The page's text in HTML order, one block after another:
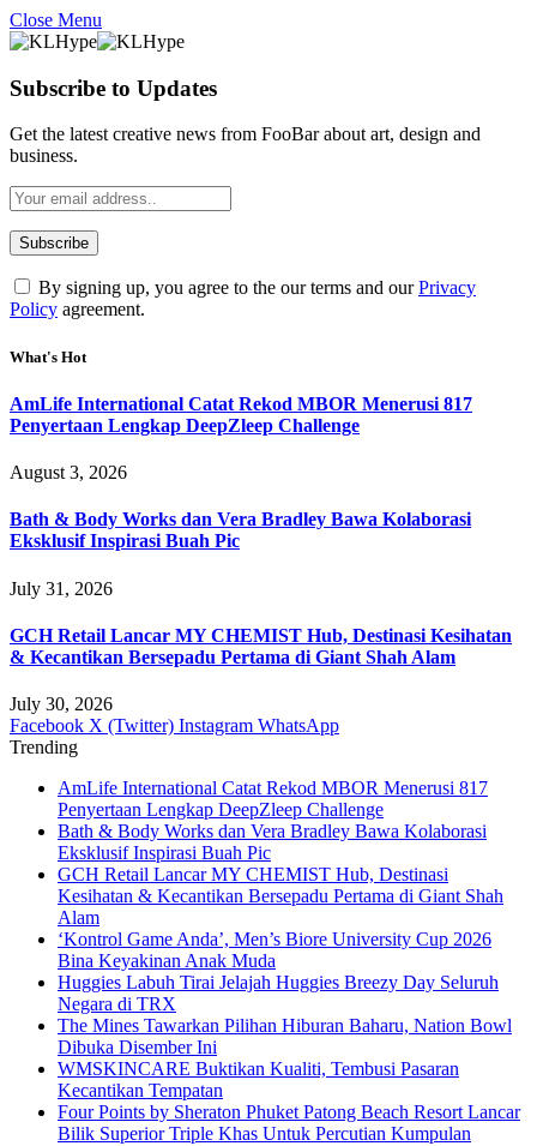
Close Menu
Subscribe to Updates
Get the latest creative news from FooBar about art, design and
business.
By signing up, you agree to the our terms and ourPrivacy
Policy agreement.
What's Hot
AmLife International Catat Rekod MBOR Menerusi 817
Penyertaan Lengkap DeepZleep Challenge
August 3, 2026
Bath & Body Works dan Vera Bradley Bawa Kolaborasi
Eksklusif Inspirasi Buah Pic
July 31, 2026
GCH Retail Lancar MY CHEMIST Hub, Destinasi Kesihatan
& Kecantikan Bersepadu Pertama di Giant Shah Alam
July 30, 2026
Facebook X (Twitter) Instagram WhatsApp
Trending
AmLife International Catat Rekod MBOR Menerusi 817
Penyertaan Lengkap DeepZleep Challenge
Bath & Body Works dan Vera Bradley Bawa Kolaborasi
Eksklusif Inspirasi Buah Pic
GCH Retail Lancar MY CHEMIST Hub, Destinasi
Kesihatan & Kecantikan Bersepadu Pertama di Giant Shah
Alam
‘Kontrol Game Anda’, Men’s Biore University Cup 2026
Bina Keyakinan Anak Muda
Huggies Labuh Tirai Jelajah Huggies Breezy Day Seluruh
Negara di TRX
The Mines Tawarkan Pilihan Hiburan Baharu, Nation Bowl
Dibuka Disember Ini
WMSKINCARE Buktikan Kualiti, Tembusi Pasaran
Kecantikan Tempatan
Four Points by Sheraton Phuket Patong Beach Resort Lancar
Bilik Superior Triple Khas Untuk Percutian Kumpulan